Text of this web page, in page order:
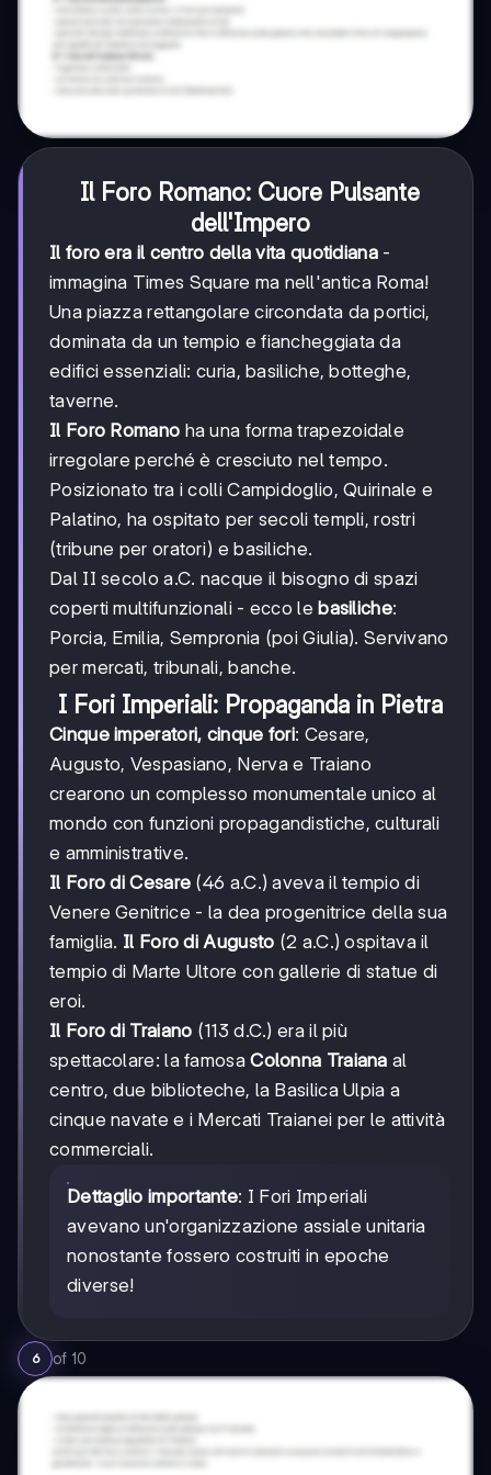
Il Foro Romano: Cuore Pulsante
dell'Impero
Il foro era il centro della vita quotidiana-
immagina Times Square ma nell'antica Roma!
Una piazza rettangolare circondata da portici,
dominata da un tempio e fiancheggiata da
edifici essenziali: curia, basiliche, botteghe,
taverne.
Il Foro Romano ha una forma trapezoidale
irregolare perché è cresciuto nel tempo.
Posizionato tra i colli Campidoglio, Quirinale e
Palatino, ha ospitato per secoli templi, rostri
(tribune per oratori) e basiliche.
Dal II secolo a.C. nacque il bisogno di spazi
coperti multifunzionali - ecco le basiliche:
Porcia, Emilia, Sempronia (poi Giulia). Servivano
per mercati, tribunali, banche.
I Fori Imperiali: Propaganda in Pietra
Cinque imperatori, cinque fori: Cesare,
Augusto, Vespasiano, Nerva e Traiano
crearono un complesso monumentale unico al
mondo con funzioni propagandistiche, culturali
e amministrative.
Il Foro di Cesare (46 a.C.) aveva il tempio di
Venere Genitrice - la dea progenitrice della sua
famiglia. Il Foro di Augusto (2 a.C.) ospitava il
tempio di Marte Ultore con gallerie di statue di
eroi.
Il Foro di Traiano (113 d.C.) era il più
spettacolare: la famosaColonna Traiana al
centro, due biblioteche, la Basilica Ulpia a
cinque navate e i Mercati Traianei per le attività
commerciali.
Dettaglio importante: I Fori Imperiali
avevano un'organizzazione assiale unitaria
nonostante fossero costruiti in epoche
diverse!
6 of 10